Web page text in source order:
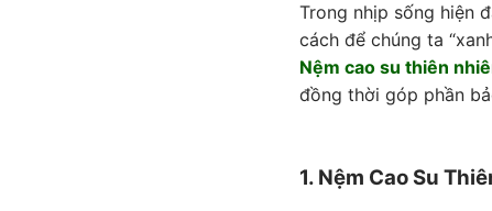
Trong nhịp sống hiện
cách để chúng ta
Nệm cao su thiên
đồng thời góp phần
1. Nệm Cao Su